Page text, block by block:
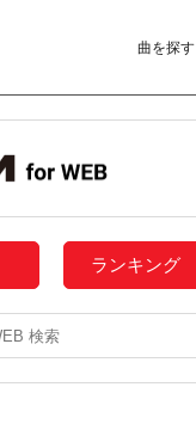
曲を探す
ランキング